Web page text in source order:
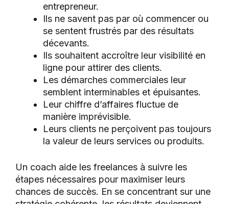
entrepreneur.
Ils ne savent pas par où commencer ou
se sentent frustrés par des résultats
décevants.
Ils souhaitent accroître leur visibilité en
ligne pour attirer des clients.
Les démarches commerciales leur
semblent interminables et épuisantes.
Leur chiffre d’affaires fluctue de
manière imprévisible.
Leurs clients ne perçoivent pas toujours
la valeur de leurs services ou produits.
Un coach aide les freelances à suivre les
étapes nécessaires pour maximiser leurs
chances de succès. En se concentrant sur une